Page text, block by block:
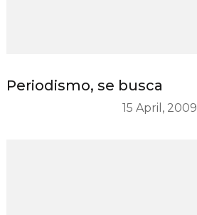
Periodismo, se busca
15 April, 2009